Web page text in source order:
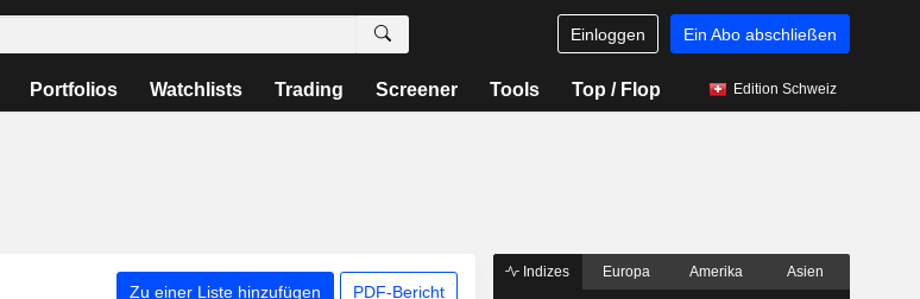
Einloggen Ein Abo abschließen
Portfolios Watchlists Trading Screener Tools Top / Flop Edition Schweiz
Zu einer Liste hinzufügen PDF-Bericht
Indizes Europa Amerika Asien